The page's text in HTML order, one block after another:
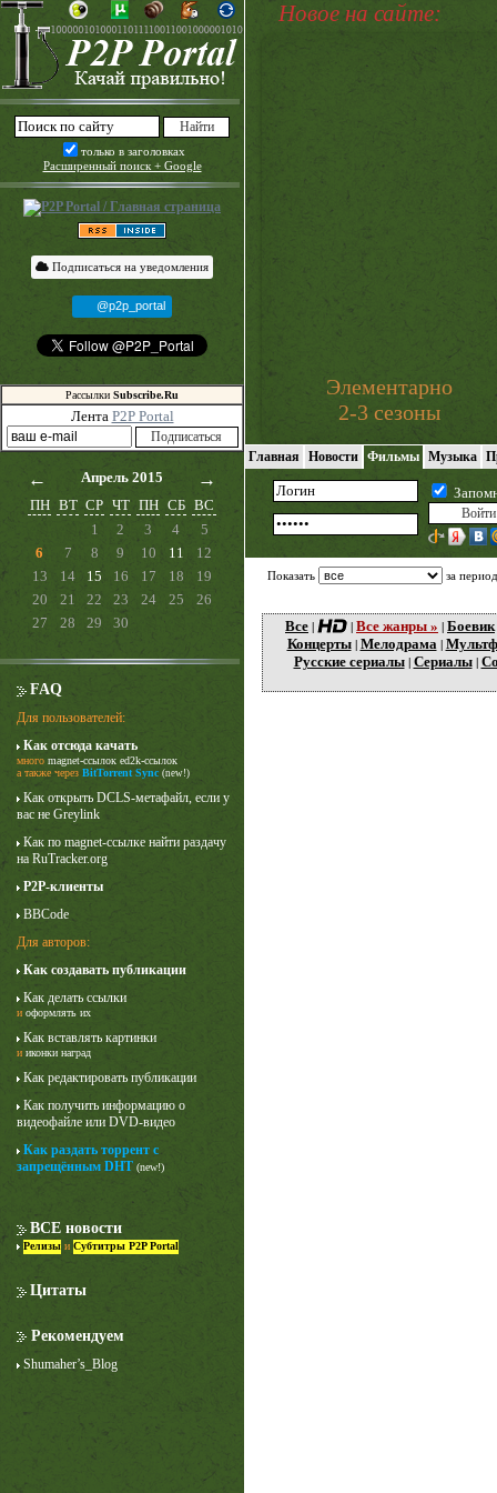
только в заголовках
Расширенный поиск + Google
Подписаться на уведомления
@p2p_portal
Рассылки Subscribe.Ru
Лента P2P Portal
← Апрель 2015 →
ПН ВТ СР ЧТ ПН СБ ВС
1
2 3 4
5
6
7 8 9 10 11
12
13
14 15 16 17 18
19
20
21 22 23 24 25
26
27
28 29 30
FAQ
Для пользователей:
Как отсюда качать
много magnet-ссылок ed2k-ссылок
а также через BitTorrent Sync (new!)
Как открыть DCLS-метафайл, если у
вас не Greylink
Как по magnet-ссылке найти раздачу
на RuTracker.org
P2P-клиенты
BBCode
Для авторов:
Как создавать публикации
Как делать ссылки
и оформлять их
Как вставлять картинки
и иконки наград
Как редактировать публикации
Как получить информацию о
видеофайле или DVD-видео
Как раздать торрент с
запрещённым DHT (new!)
ВСЕ новости
Релизы и Субтитры P2P Portal
Цитаты
Рекомендуем
Shumaher’s_Blog
Новое на сайте:
Элементарно
2-3 сезоны
Главная Новости Фильмы Музыка
Показать за
Все Все жанры » Боевик
Концерты| Мелодрама
Русские сериалы| Сериалы|